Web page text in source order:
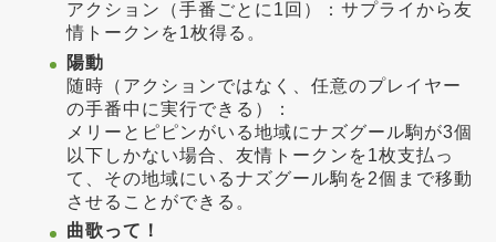
アクション（手番ごとに1回）：サプライから友
情トークンを1枚得る。
陽動
随時（アクションではなく、任意のプレイヤー
の手番中に実行できる）：
メリーとピピンがいる地域にナズグール駒が3個
以下しかない場合、友情トークンを1枚支払っ
て、その地域にいるナズグール駒を2個まで移動
させることができる。
曲歌って！